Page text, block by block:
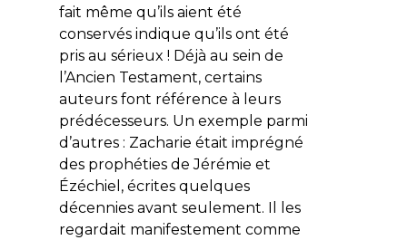
fait même qu’ils aient été
conservés indique qu’ils ont été
pris au sérieux ! Déjà au sein de
l’Ancien Testament, certains
auteurs font référence à leurs
prédécesseurs. Un exemple parmi
d’autres : Zacharie était imprégné
des prophéties de Jérémie et
Ézéchiel, écrites quelques
décennies avant seulement. Il les
regardait manifestement comme